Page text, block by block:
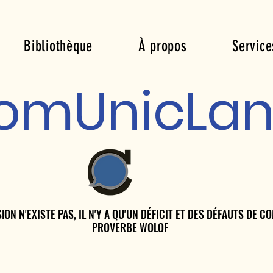
Unic
Bibliothèque À propos
N'EXISTE PAS, IL N'Y A QU'UN DÉFICIT ET DES DÉFAUTS DE
PROVERBE WOLOF
N'EXISTE PAS, IL N'Y A QU'UN DÉFICIT ET DES DÉFAUTS DE
PROVERBE WOLOF